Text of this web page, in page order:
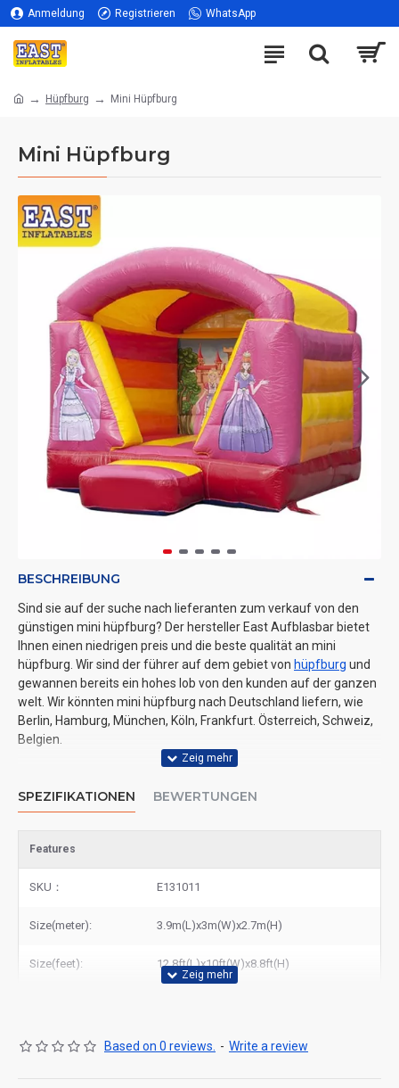
Anmeldung Registrieren WhatsApp
Hüpfburg Mini Hüpfburg
Mini Hüpfburg
BESCHREIBUNG
Sind sie auf der suche nach lieferanten zum verkauf von den
günstigen mini hüpfburg? Der hersteller East Aufblasbar bietet
Ihnen einen niedrigen preis und die beste qualität an mini
hüpfburg. Wir sind der führer auf dem gebiet von hüpfburg und
gewannen bereits ein hohes lob von den kunden auf der ganzen
welt. Wir könnten mini hüpfburg nach Deutschland liefern, wie
Berlin, Hamburg, München, Köln, Frankfurt. Österreich, Schweiz,
Belgien.
SPEZIFIKATIONEN BEWERTUNGEN
Features
SKU： E131011
Size(meter): 3.9m(L)x3m(W)x2.7m(H)
Size(feet): 12.8ft(L)x10ft(W)x8.8ft(H)
Based on 0 reviews. - Write a review